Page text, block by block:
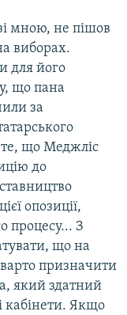
мною, не пішов
виборах.
для його
що пана
за
те, що Меджліс
до
опозиції,
процесу... З
що на
призначити
який здатний
кабінети. Якщо